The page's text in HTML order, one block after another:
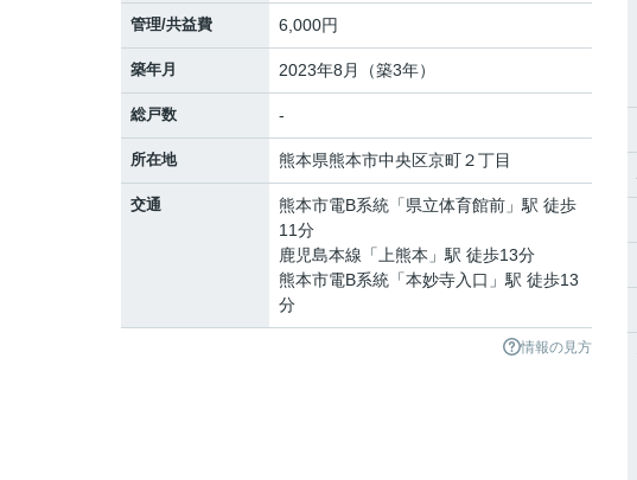
管理/共益費 6,000円
築年月 2023年8月（築3年）
総戸数 -
所在地 熊本県熊本市中央区京町２丁目
交通 熊本市電B系統 「県立体育館前 」駅 徒歩
11分
鹿児島本線 「 上熊本 」駅 徒歩13分
熊本市電B系統 「本妙寺入口 」駅 徒歩13
分
情報の見方